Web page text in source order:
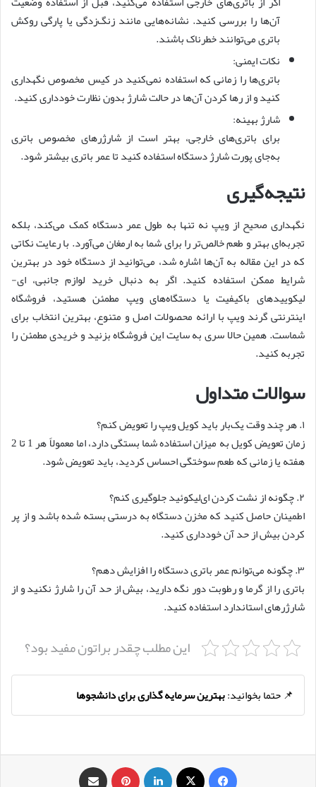
آن‌ها را بررسی کنید. نشانه‌هایی مانند زنگ‌زدگی یا پارگی روکش
باتری می‌توانند خطرناک باشند.
نکات ایمنی:
باتری‌ها را زمانی که استفاده نمی‌کنید در کیس مخصوص نگهداری
کنید و از رها کردن آن‌ها در حالت شارژ بدون نظارت خودداری کنید.
شارژ بهینه:
برای باتری‌های خارجی، بهتر است از شارژرهای مخصوص باتری
به‌جای پورت شارژ دستگاه استفاده کنید تا عمر باتری بیشتر شود.
نتیجه‌گیری
نگهداری صحیح از ویپ نه تنها به طول عمر دستگاه کمک می‌کند، بلکه
تجربه‌ای بهتر و طعم خالص‌تر را برای شما به ارمغان می‌آورد. با رعایت نکاتی
که در این مقاله به آن‌ها اشاره شد، می‌توانید از دستگاه خود در بهترین
شرایط ممکن استفاده کنید. اگر به دنبال خرید لوازم جانبی، ای‌-
لیکویید‌های باکیفیت یا دستگاه‌های ویپ مطمئن هستید، فروشگاه
اینترنتی گرند ویپ با ارائه محصولات اصل و متنوع، بهترین انتخاب برای
شماست. همین حالا سری به سایت این فروشگاه بزنید و خریدی مطمئن را
تجربه کنید.
سوالات متداول
۱. هر چند وقت یک‌بار باید کویل ویپ را تعویض کنم؟
زمان تعویض کویل به میزان استفاده شما بستگی دارد، اما معمولاً هر 1 تا 2
هفته یا زمانی که طعم سوختگی احساس کردید، باید تعویض شود.
۲. چگونه از نشت کردن ای‌لیکوئید جلوگیری کنم؟
اطمینان حاصل کنید که مخزن دستگاه به درستی بسته شده باشد و از پر
کردن بیش از حد آن خودداری کنید.
۳. چگونه می‌توانم عمر باتری دستگاه را افزایش دهم؟
باتری را از گرما و رطوبت دور نگه دارید، بیش از حد آن را شارژ نکنید و از
شارژرهای استاندارد استفاده کنید.
این مطلب چقدر براتون مفید بود؟
📌 حتما بخوانید:بهترین سرمایه گذاری برای دانشجوها
فیس بوک ‫پین‌ترست